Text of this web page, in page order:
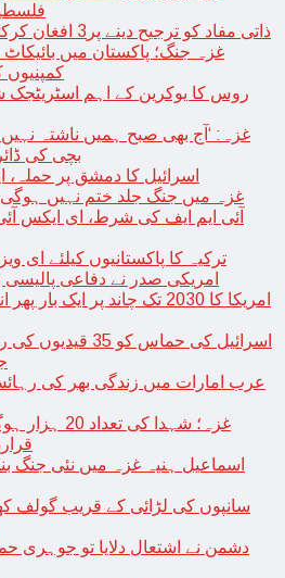
ذاتی مفاد کو ترجیح دینے پر3 افغان کرکٹرز کیخلاف کارروائی
غزہ جنگ؛ پاکستان میں
کمپنیوں
روس کا یوکرین کے اہم اسٹریٹجک
غزہ: ‘آج بھی صبح ہمیں ناشتہ
بچی کی
اسرائیل کا دمشق پر حملہ،
غزہ میں جنگ جلد ختم نہیں
آئی ایم ایف کی شرط، ای ایکس
ترکیہ کا پاکستانیوں کیلئے ای
امریکی صدر نے دفاعی
امریکا کا 2030 تک چاند پر ایک
عرب امارات میں زندگی بھر کی
غزہ؛ شہدا کی
اسماعیل ہنیہ غزہ میں نئی جنگ
سانپوں کی لڑائی کے قریب گولف
دشمن نے اشتعال دلایا تو جوہری